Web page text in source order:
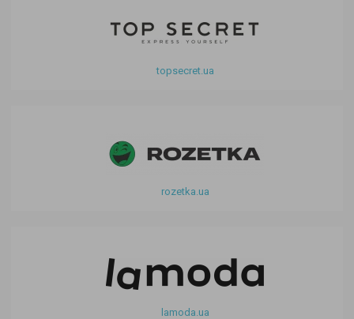
topsecret.ua
rozetka.ua
lamoda.ua